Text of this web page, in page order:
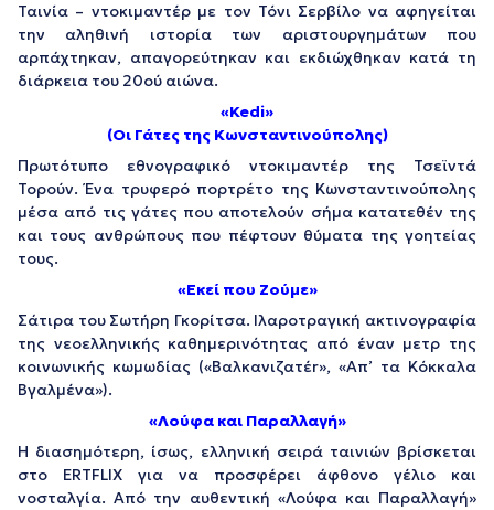
Ταινία – ντοκιμαντέρ με τον Τόνι Σερβίλο να αφηγείται
την αληθινή ιστορία των αριστουργημάτων που
αρπάχτηκαν, απαγορεύτηκαν και εκδιώχθηκαν κατά τη
διάρκεια του 20ού αιώνα.
«Kedi»
(Οι Γάτες της Κωνσταντινούπολης)
Πρωτότυπο εθνογραφικό ντοκιμαντέρ της Τσεϊντά
Τορούν. Ένα τρυφερό πορτρέτο της Κωνσταντινούπολης
μέσα από τις γάτες που αποτελούν σήμα κατατεθέν της
και τους ανθρώπους που πέφτουν θύματα της γοητείας
τους.
«Εκεί που Ζούμε»
Σάτιρα του Σωτήρη Γκορίτσα. Ιλαροτραγική ακτινογραφία
της νεοελληνικής καθημερινότητας από έναν μετρ της
κοινωνικής κωμωδίας («Βαλκανιζατέr», «Απ’ τα Κόκκαλα
Βγαλμένα»).
«Λούφα και Παραλλαγή»
Η διασημότερη, ίσως, ελληνική σειρά ταινιών βρίσκεται
στο ERTFLIX για να προσφέρει άφθονο γέλιο και
νοσταλγία. Από την αυθεντική «Λούφα και Παραλλαγή»